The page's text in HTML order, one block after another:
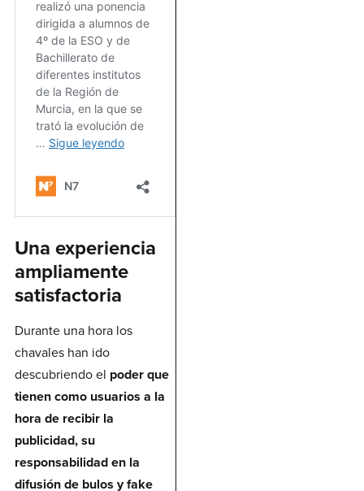
Una experiencia
ampliamente
satisfactoria
Durante una hora los
chavales han ido
descubriendo el poder que
tienen como usuarios a la
hora de recibir la
publicidad, su
responsabilidad en la
difusión de bulos y fake